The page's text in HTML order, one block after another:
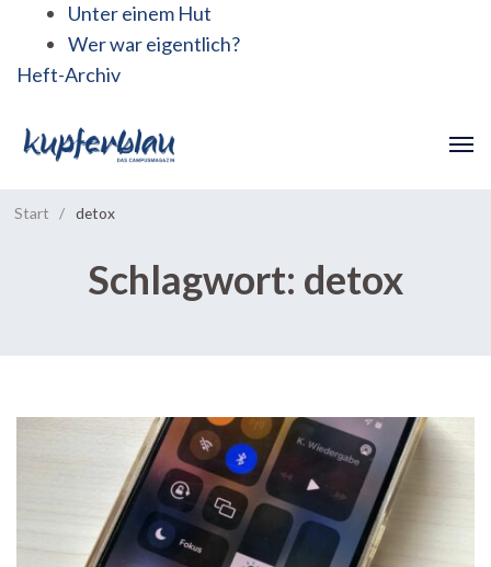
Unter einem Hut
Wer war eigentlich?
Heft-Archiv
Start / detox
Schlagwort: detox